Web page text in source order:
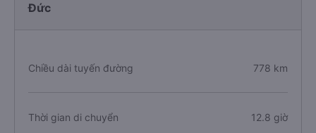
Đức
Chiều dài tuyến đường 778 km
Thời gian di chuyển 12.8 giờ